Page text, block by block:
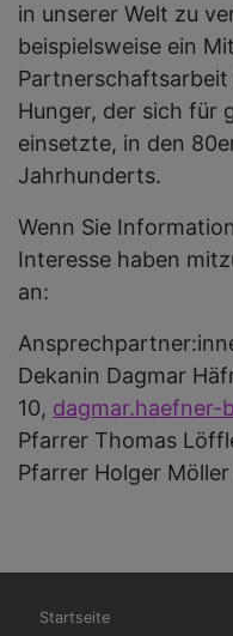
in unserer Welt zu
beispielsweise ein
Hunger, der sich für
einsetzte, in den
Jahrhunderts.
Wenn Sie
Interesse haben
an:
Dekanin Dagmar
10, dagmar.haefner-
Pfarrer Thomas
Pfarrer Holger
Startseite